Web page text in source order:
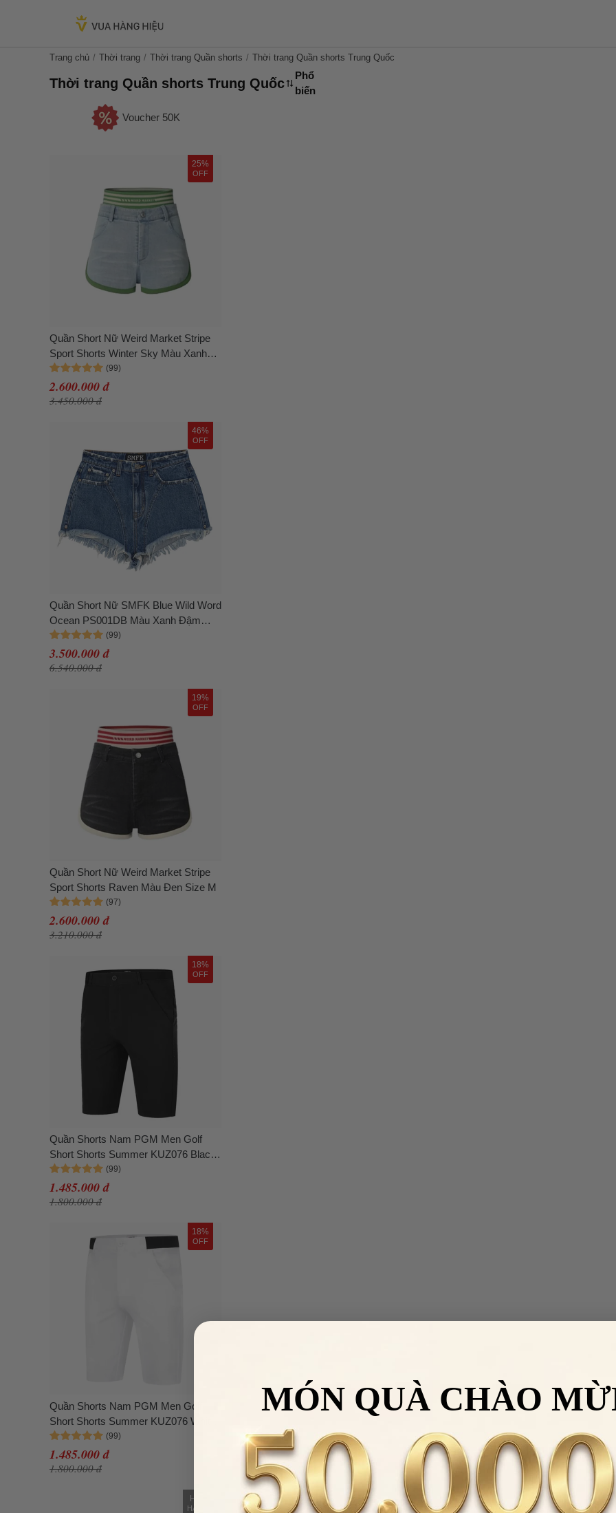
Trang chủ Thời trang Thời trang Quần shorts Thời trang Quần shorts Trung Quốc
Thời trang Quần shorts Trung Quốc
Phổ
biến
Voucher 50K
25%
OFF
Quần Short Nữ Weird Market Stripe
Sport Shorts Winter Sky Màu Xanh
Size M
2.600.000 đ
3.450.000 đ
46%
OFF
Quần Short Nữ SMFK Blue Wild Word
Ocean PS001DB Màu Xanh Đậm
Size XS
3.500.000 đ
6.540.000 đ
19%
OFF
Quần Short Nữ Weird Market Stripe
Sport Shorts Raven Màu Đen Size M
2.600.000 đ
3.210.000 đ
18%
OFF
Quần Shorts Nam PGM Men Golf
Short Shorts Summer KUZ076 Black
Màu Đen Size 33
1.485.000 đ
1.800.000 đ
18%
OFF
Quần Shorts Nam PGM Men Golf
Short Shorts Summer KUZ076 White
Màu Trắng Size 33
1.485.000 đ
1.800.000 đ
HẾT
HÀNG
MÓN QUÀ CHÀO